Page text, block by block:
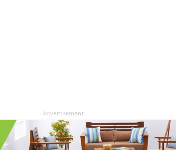
- Advertisement-